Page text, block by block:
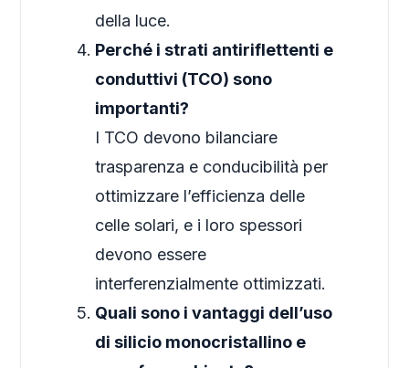
della luce.
Perché i strati antiriflettenti e
conduttivi (TCO) sono
importanti?
I TCO devono bilanciare
trasparenza e conducibilità per
ottimizzare l’efficienza delle
celle solari, e i loro spessori
devono essere
interferenzialmente ottimizzati.
Quali sono i vantaggi dell’uso
di silicio monocristallino e